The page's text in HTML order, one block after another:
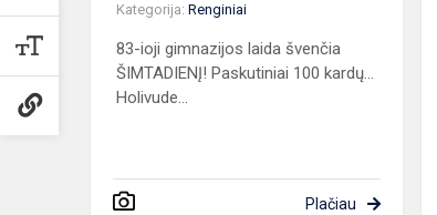
Kategorija: Renginiai
83-ioji gimnazijos laida švenčia
ŠIMTADIENĮ! Paskutiniai 100 kardų...
Holivude...
Plačiau